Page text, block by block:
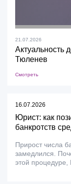
21.07.2026
Актуальность
Тюленев
Смотреть
16.07.2026
Юрист: как
банкротств
Прирост числа
замедлился.
этой процедуре,